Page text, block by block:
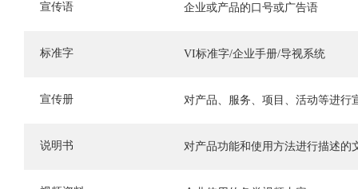
宣传语 企业或产品的口号或广告语
标准字 VI标准字/企业手册/导视系统
宣传册 对产品、服务、项目、活动等进行
说明书 对产品功能和使用方法进行描述的